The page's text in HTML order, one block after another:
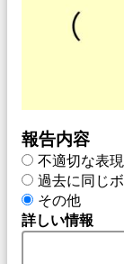
報告内容
不適切な表
過去に同じ
その他
詳しい情報